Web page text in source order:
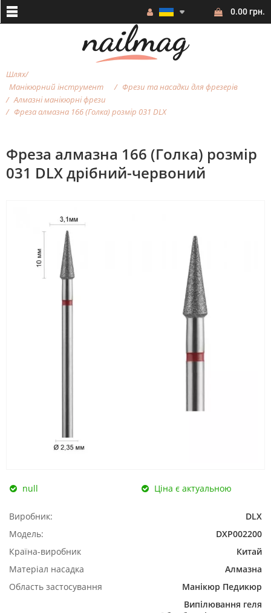
0.00 грн.
Шлях
Манікюрний інструмент
Фрези та насадки для фрезерiв
Алмазні манікюрні фрези
Фреза алмазна 166 (Голка) розмір 031 DLX
Фреза алмазна 166 (Голка) розмір
031 DLX дрібний-червоний
null Ціна є актуальною
Виробник:
DLX
Модель:
DXP002200
Країна-виробник
Китай
Матеріал насадка
Алмазна
Область застосування
Манікюр Педикюр
Випілювання геля